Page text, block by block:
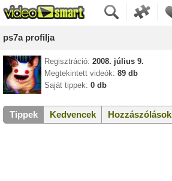
ps7a profilja
Regisztráció: 2008. július 9.
Megtekintett videók: 89 db
Saját tippek: 0 db
Tippek Kedvencek Hozzászólások